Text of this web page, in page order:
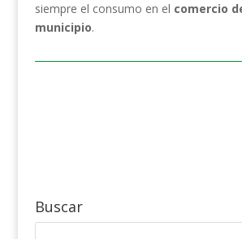
siempre el consumo en el comercio
municipio.
Buscar